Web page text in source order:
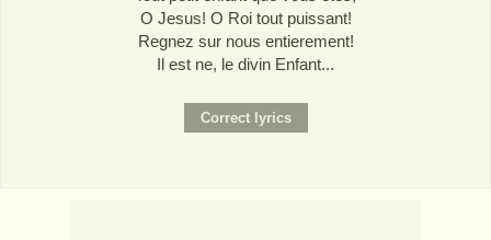
O Jesus! O Roi tout puissant!
Regnez sur nous entierement!
Il est ne, le divin Enfant...